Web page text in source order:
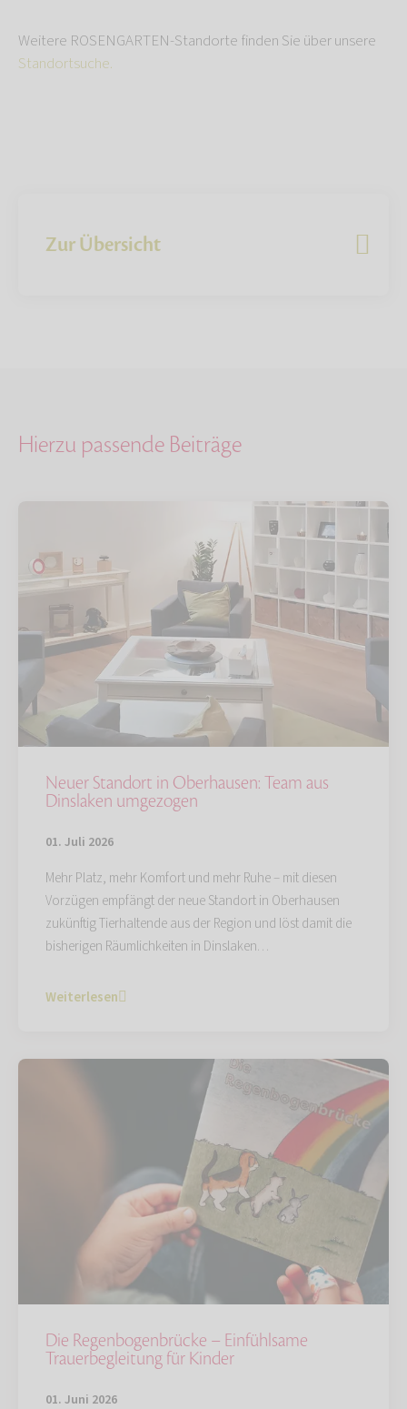
Weitere ROSENGARTEN-Standorte finden Sie über unsere
Standortsuche.
Zur Übersicht
Hierzu passende Beiträge
Neuer Standort in Oberhausen: Team aus
Dinslaken umgezogen
01. Juli 2026
Mehr Platz, mehr Komfort und mehr Ruhe – mit diesen
Vorzügen empfängt der neue Standort in Oberhausen
zukünftig Tierhaltende aus der Region und löst damit die
bisherigen Räumlichkeiten in Dinslaken…
Weiterlesen
Die Regenbogenbrücke – Einfühlsame
Trauerbegleitung für Kinder
01. Juni 2026